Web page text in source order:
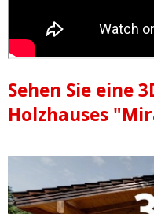
Sehen Sie eine
Holzhauses